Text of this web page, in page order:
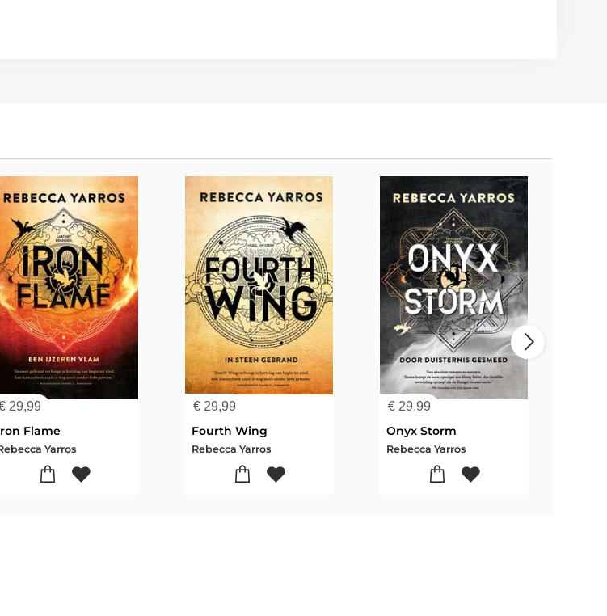
29,99
Flame
Yarros
€29,99
Fourth Wing
Rebecca Yarros
€ 29,99
Onyx Storm
Rebecca Yarros